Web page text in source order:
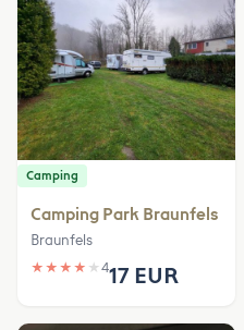
Camping
Camping Park Braunfels
Braunfels
★ ★ ★ ★ ★ 417 EUR